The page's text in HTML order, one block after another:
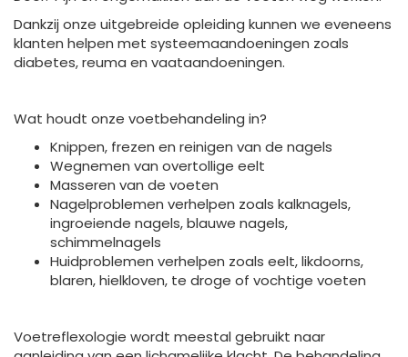
Dankzij onze uitgebreide opleiding kunnen we eveneens
klanten helpen met systeemaandoeningen zoals
diabetes, reuma en vaataandoeningen.
Wat houdt onze voetbehandeling in?
Knippen, frezen en reinigen van de nagels
Wegnemen van overtollige eelt
Masseren van de voeten
Nagelproblemen verhelpen zoals kalknagels,
ingroeiende nagels, blauwe nagels,
schimmelnagels
Huidproblemen verhelpen zoals eelt, likdoorns,
blaren, hielkloven, te droge of vochtige voeten
Voetreflexologie wordt meestal gebruikt naar